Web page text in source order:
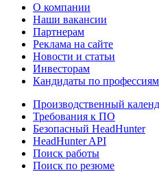
О компании
Наши вакансии
Партнерам
Реклама на сайте
Новости и статьи
Инвесторам
Кандидаты по профессиям
Производственный
Требования к ПО
Безопасный HeadHunter
HeadHunter API
Поиск работы
Поиск по резюме